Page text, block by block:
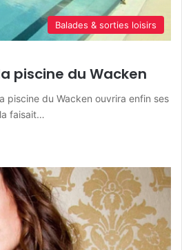
Balades & sorties loisirs
piscine du Wacken
piscine du Wacken ouvrira enfin ses
faisait…